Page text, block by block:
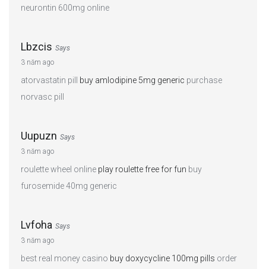
neurontin 600mg online
Lbzcis Says
3 năm ago
atorvastatin pill buy amlodipine 5mg generic purchase
norvasc pill
Uupuzn Says
3 năm ago
roulette wheel online play roulette free for fun buy
furosemide 40mg generic
Lvfoha Says
3 năm ago
best real money casino buy doxycycline 100mg pills order